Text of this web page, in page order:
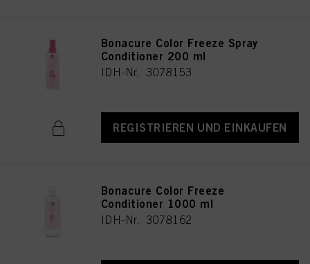
Bonacure Color Freeze Spray
Conditioner 200 ml
IDH-Nr. 3078153
REGISTRIEREN UND EINKAUFEN
Bonacure Color Freeze
Conditioner 1000 ml
IDH-Nr. 3078162